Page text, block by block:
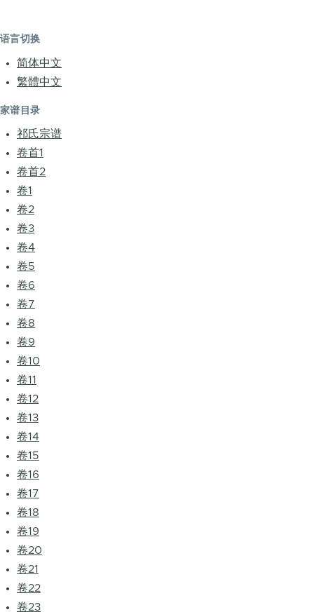
语言切换
简体中文
繁體中文
家谱目录
祁氏宗谱
卷首1
卷首2
卷1
卷2
卷3
卷4
卷5
卷6
卷7
卷8
卷9
卷10
卷11
卷12
卷13
卷14
卷15
卷16
卷17
卷18
卷19
卷20
卷21
卷22
卷23